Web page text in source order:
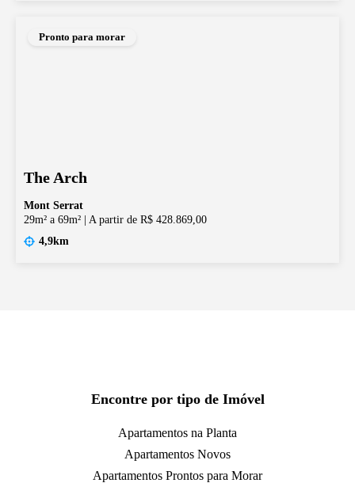
Pronto para morar
The Arch
Mont Serrat
29m² a 69m² | A partir de R$ 428.869,00
4,9km
Encontre por tipo de Imóvel
Apartamentos na Planta
Apartamentos Novos
Apartamentos Prontos para Morar